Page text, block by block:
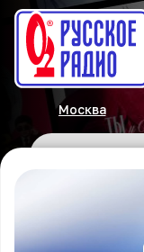
Москва